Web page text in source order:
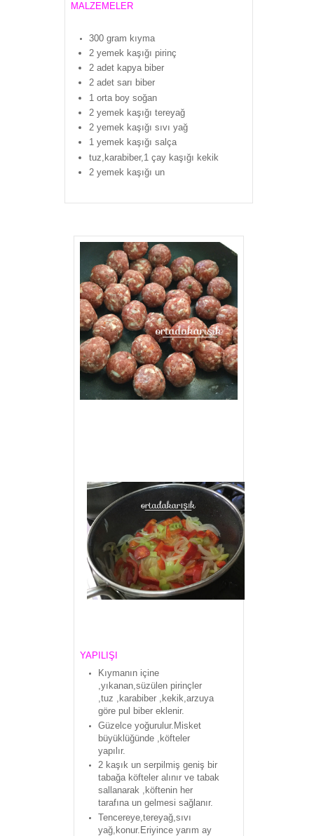
MALZEMELER
300 gram kıyma
2 yemek kaşığı pirinç
2 adet kapya biber
2 adet sarı biber
1 orta boy soğan
2 yemek kaşığı tereyağ
2 yemek kaşığı sıvı yağ
1 yemek kaşığı salça
tuz,karabiber,1 çay kaşığı kekik
2 yemek kaşığı un
YAPILIŞI
Kıymanın içine
,yıkanan,süzülen pirinçler
,tuz ,karabiber ,kekik,arzuya
göre pul biber eklenir.
Güzelce yoğurulur.Misket
büyüklüğünde ,köfteler
yapılır.
2 kaşık un serpilmiş geniş bir
tabağa köfteler alınır ve tabak
sallanarak ,köftenin her
tarafına un gelmesi sağlanır.
Tencereye,tereyağ,sıvı
yağ,konur.Eriyince yarım ay